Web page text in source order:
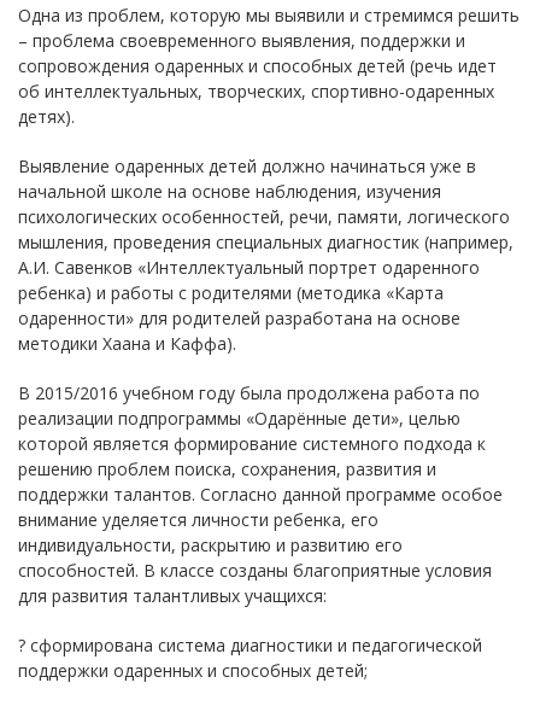
Одна из проблем, которую мы выявили и стремимся решить
– проблема своевременного выявления, поддержки и
сопровождения одаренных и способных детей (речь идет
об интеллектуальных, творческих, спортивно-одаренных
детях).
Выявление одаренных детей должно начинаться уже в
начальной школе на основе наблюдения, изучения
психологических особенностей, речи, памяти, логического
мышления, проведения специальных диагностик (например,
А.И. Савенков «Интеллектуальный портрет одаренного
ребенка) и работы с родителями (методика «Карта
одаренности» для родителей разработана на основе
методики Хаана и Каффа).
В 2015/2016 учебном году была продолжена работа по
реализации подпрограммы «Одарённые дети», целью
которой является формирование системного подхода к
решению проблем поиска, сохранения, развития и
поддержки талантов. Согласно данной программе особое
внимание уделяется личности ребенка, его
индивидуальности, раскрытию и развитию его
способностей. В классе созданы благоприятные условия
для развития талантливых учащихся:
? сформирована система диагностики и педагогической
поддержки одаренных и способных детей;